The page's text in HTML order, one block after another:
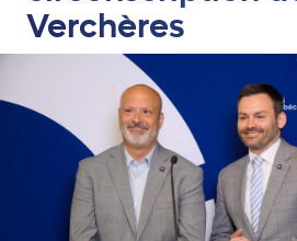
Verchères